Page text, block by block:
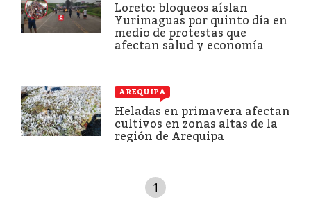
Loreto: bloqueos aíslan
Yurimaguas por quinto día en
medio de protestas que
afectan salud y economía
AREQUIPA
Heladas en primavera afectan
cultivos en zonas altas de la
región de Arequipa
1